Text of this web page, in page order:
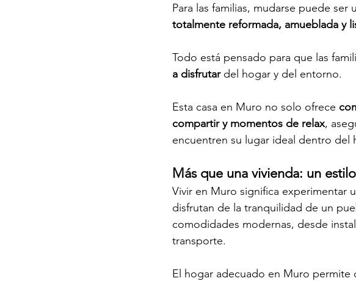
Para las familias, mudarse puede
totalmente reformada, amueblada y
Todo está pensado para que las
a disfrutar del hogar y del entorno.
Esta casa en Muro no solo ofrece
compartir y momentos de relax,
encuentren su lugar ideal dentro del
Más que una vivienda: un
Vivir en Muro significa experimentar
disfrutan de la tranquilidad de un
comodidades modernas, desde
transporte.
El hogar adecuado en Muro permite